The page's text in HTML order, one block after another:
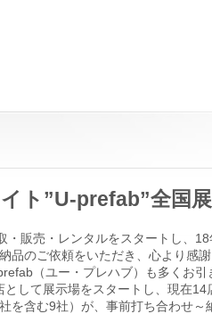
ト”U-prefab”全国
販売・レンタルをスタートし、18
品のご依頼をいただき、心より感謝
（ユー・プレハブ）も多くお
して展示場をスタートし、現在14
を含む9社）が、事前打ち合わせ～